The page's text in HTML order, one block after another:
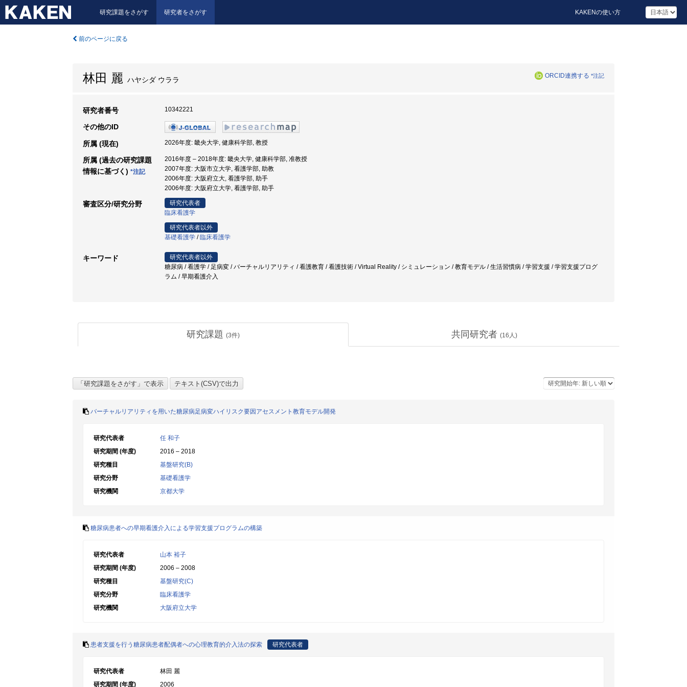
研究課題をさがす 研究者をさがす KAKENの使い方
前のページに戻る
林田 麗 ハヤシダ ウララ ORCID連携する *注記
研究者番号 10342221
その他のID
所属 (現在) 2026年度: 畿央大学, 健康科学部, 教授
所属 (過去の研究課題
情報に基づく) *注記
2016年度 – 2018年度: 畿央大学, 健康科学部, 准教授
2007年度: 大阪市立大学, 看護学部, 助教
2006年度: 大阪府立大, 看護学部, 助手
2006年度: 大阪府立大学, 看護学部, 助手
審査区分/研究分野
研究代表者
臨床看護学
研究代表者以外
基礎看護学 / 臨床看護学
キーワード
研究代表者以外
糖尿病 / 看護学 / 足病変 / バーチャルリアリティ / 看護教育 / 看護技術 / Virtual Reality / シミュレーション / 教育モデル / 生活習慣病 / 学習支援 / 学習支援プログ
ラム / 早期看護介入
研究課題 (3件) 共同研究者 (16 人)
バーチャルリアリティを用いた糖尿病足病変ハイリスク要因アセスメント教育モデル開発
研究代表者
任 和子
研究期間 (年度)
2016 – 2018
研究種目
基盤研究(B)
研究分野
基礎看護学
研究機関
京都大学
糖尿病患者への早期看護介入による学習支援プログラムの構築
研究代表者
山本 裕子
研究期間 (年度)
2006 – 2008
研究種目
基盤研究(C)
研究分野
臨床看護学
研究機関
大阪府立大学
患者支援を行う糖尿病患者配偶者への心理教育的介入法の探索 研究代表者
研究代表者
林田 麗
研究期間 (年度)
2006